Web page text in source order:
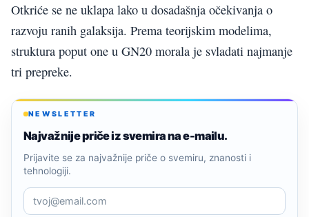
Otkriće se ne uklapa lako u dosadašnja očekivanja o
razvoju ranih galaksija. Prema teorijskim modelima,
struktura poput one u GN20 morala je svladati najmanje
tri prepreke.
NEWSLETTER
Najvažnije priče iz svemira na e-mailu.
Prijavite se za najvažnije priče o svemiru, znanosti i
tehnologiji.